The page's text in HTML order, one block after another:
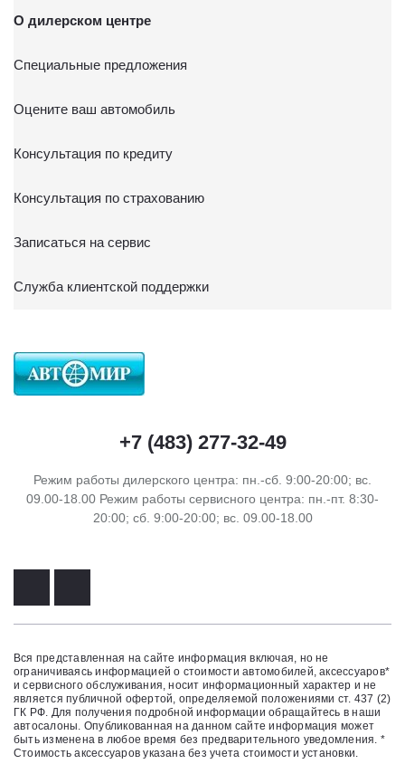
О дилерском центре
Специальные предложения
Оцените ваш автомобиль
Консультация по кредиту
Консультация по страхованию
Записаться на сервис
Служба клиентской поддержки
+7 (483) 277-32-49
Режим работы дилерского центра: пн.-сб. 9:00-20:00; вс.
09.00-18.00 Режим работы сервисного центра: пн.-пт. 8:30-
20:00; сб. 9:00-20:00; вс. 09.00-18.00
Вся представленная на сайте информация включая, но не
ограничиваясь информацией о стоимости автомобилей, аксессуаров*
и сервисного обслуживания, носит информационный характер и не
является публичной офертой, определяемой положениями ст. 437 (2)
ГК РФ. Для получения подробной информации обращайтесь в наши
автосалоны. Опубликованная на данном сайте информация может
быть изменена в любое время без предварительного уведомления. *
Стоимость аксессуаров указана без учета стоимости установки.